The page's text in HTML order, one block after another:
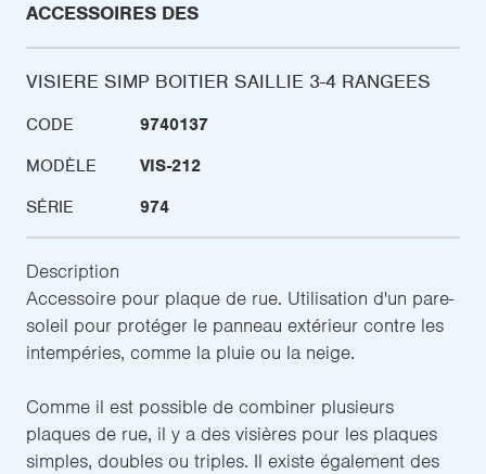
ACCESSOIRES DES
VISIERE SIMP BOITIER SAILLIE 3-4 RANGEES
CODE
9740137
MODÈLE
VIS-212
SÉRIE
974
Description
Accessoire pour plaque de rue. Utilisation d'un pare-
soleil pour protéger le panneau extérieur contre les
intempéries, comme la pluie ou la neige.
Comme il est possible de combiner plusieurs
plaques de rue, il y a des visières pour les plaques
simples, doubles ou triples. Il existe également des